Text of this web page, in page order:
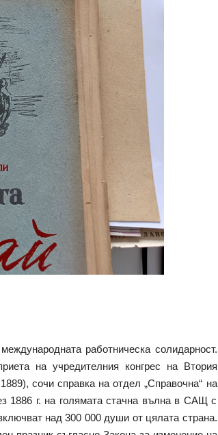
работническа солидарност.
на учредителния конгрес на Втория
сочи справка на отдел „Справочна“ на
1886 г. на голямата стачна вълна в САЩ с
над 300 000 души от цялата страна.